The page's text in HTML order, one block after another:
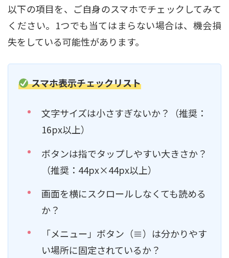
以下の項目を、ご自身のスマホでチェックしてみて
ください。1つでも当てはまらない場合は、機会損
失をしている可能性があります。
スマホ表示チェックリスト
文字サイズは小さすぎないか？（推奨：
16px以上）
ボタンは指でタップしやすい大きさか？
（推奨：44px×44px以上）
画面を横にスクロールしなくても読める
か？
「メニュー」ボタン（≡）は分かりやす
い場所に固定されているか？